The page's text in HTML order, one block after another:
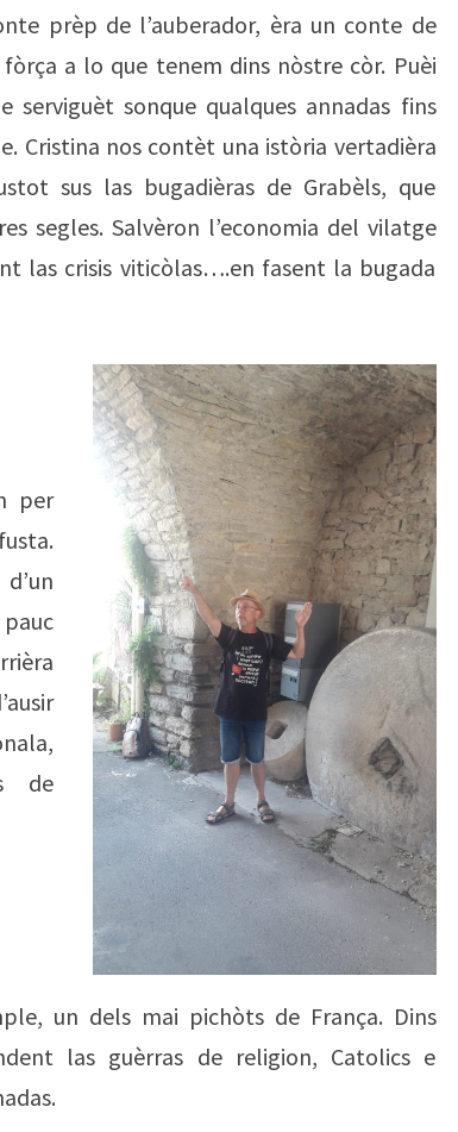
prèp de l’auberador, èra un conte de
a lo que tenem dins nòstre còr. Puèi
sonque qualques annadas fins
Cristina nos contèt una istòria vertadièra
sus las bugadièras de Grabèls, que
segles. Salvèron l’economia del vilatge
las crisis viticòlas….en fasent la bugada
per
de
un dels mai pichòts de França. Dins
las guèrras de religion, Catolics e